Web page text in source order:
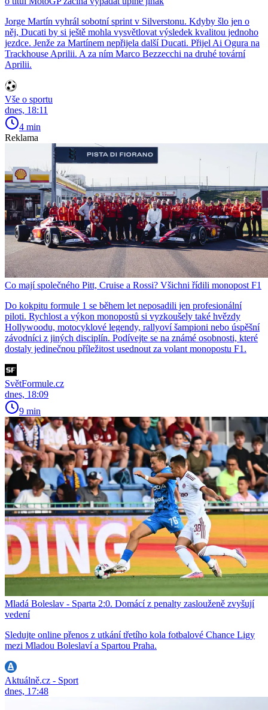
Jorge Martín vyhrál sobotní sprint v Silverstonu. Kdyby šlo jen o
něj, Ducati by si ještě mohla vysvětlovat výsledek kvalitou jednoho
jezdce. Jenže za Martínem nepřijela další Ducati. Přijel Ai Ogura na
Trackhouse Aprilii. A za ním Marco Bezzecchi na druhé tovární
Aprilii.
Vše o sportu
dnes, 18:11
4 min
Reklama
Co mají společného Pitt, Cruise a Rossi? Všichni řídili monopost F1
Do kokpitu formule 1 se během let neposadili jen profesionální
piloti. Rychlost a výkon monopostů si vyzkoušely také hvězdy
Hollywoodu, motocyklové legendy, rallyoví šampioni nebo úspěšní
závodníci z jiných disciplín. Podívejte se na známé osobnosti, které
dostaly jedinečnou příležitost usednout za volant monopostu F1.
SvětFormule.cz
dnes, 18:09
9 min
Mladá Boleslav - Sparta 2:0. Domácí z penalty zaslouženě zvyšují
vedení
Sledujte online přenos z utkání třetího kola fotbalové Chance Ligy
mezi Mladou Boleslaví a Spartou Praha.
Aktuálně.cz - Sport
dnes, 17:48